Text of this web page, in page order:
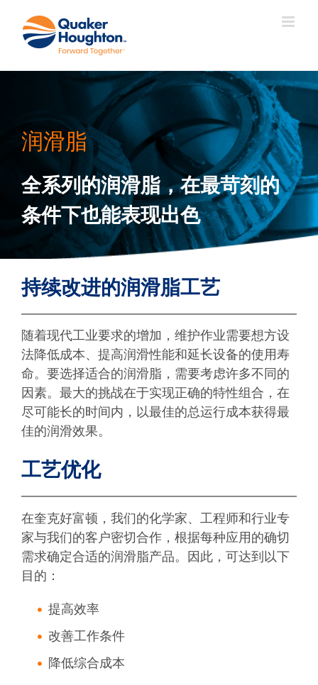
润滑脂
全系列的润滑脂，在最苛刻的
条件下也能表现出色
持续改进的润滑脂工艺
随着现代工业要求的增加，维护作业需要想方设
法降低成本、提高润滑性能和延长设备的使用寿
命。要选择适合的润滑脂，需要考虑许多不同的
因素。最大的挑战在于实现正确的特性组合，在
尽可能长的时间内，以最佳的总运行成本获得最
佳的润滑效果。
工艺优化
在奎克好富顿，我们的化学家、工程师和行业专
家与我们的客户密切合作，根据每种应用的确切
需求确定合适的润滑脂产品。因此，可达到以下
目的：
提高效率
改善工作条件
降低综合成本